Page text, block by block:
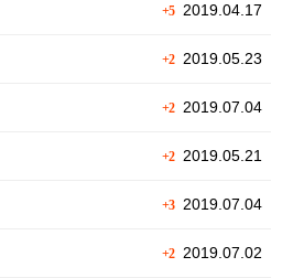
+52019.04.17
+22019.05.23
+22019.07.04
+22019.05.21
+32019.07.04
+22019.07.02